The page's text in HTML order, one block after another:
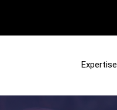
Expertise